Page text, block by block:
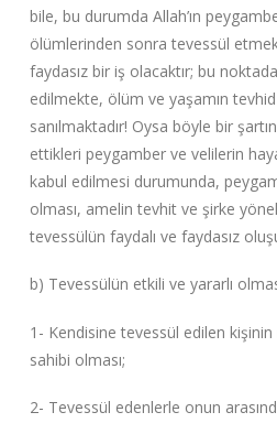
bile, bu durumda Allah’ın
ölümlerinden sonra tevessül
faydasız bir iş olacaktır; bu
edilmekte, ölüm ve yaşamın tevhid
sanılmaktadır! Oysa böyle bir
ettikleri peygamber ve velilerin
kabul edilmesi durumunda,
olması, amelin tevhit ve şirke
tevessülün faydalı ve faydasız
b) Tevessülün etkili ve yararlı
1- Kendisine tevessül edilen
sahibi olması;
2- Tevessül edenlerle onun